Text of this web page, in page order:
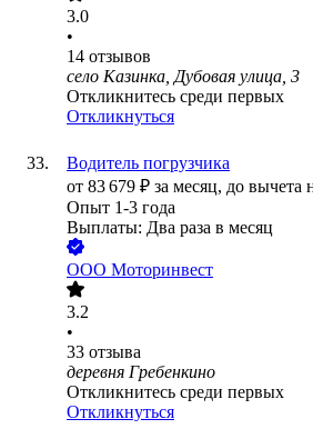
3.0
•
14 отзывов
село Казинка, Дубовая улица, 3
Откликнитесь среди первых
Откликнуться
Водитель погрузчика
от 83 679 ₽ за месяц, до вычета
Опыт 1-3 года
Выплаты: Два раза в месяц
ООО Моторинвест
3.2
•
33 отзыва
деревня Гребенкино
Откликнитесь среди первых
Откликнуться